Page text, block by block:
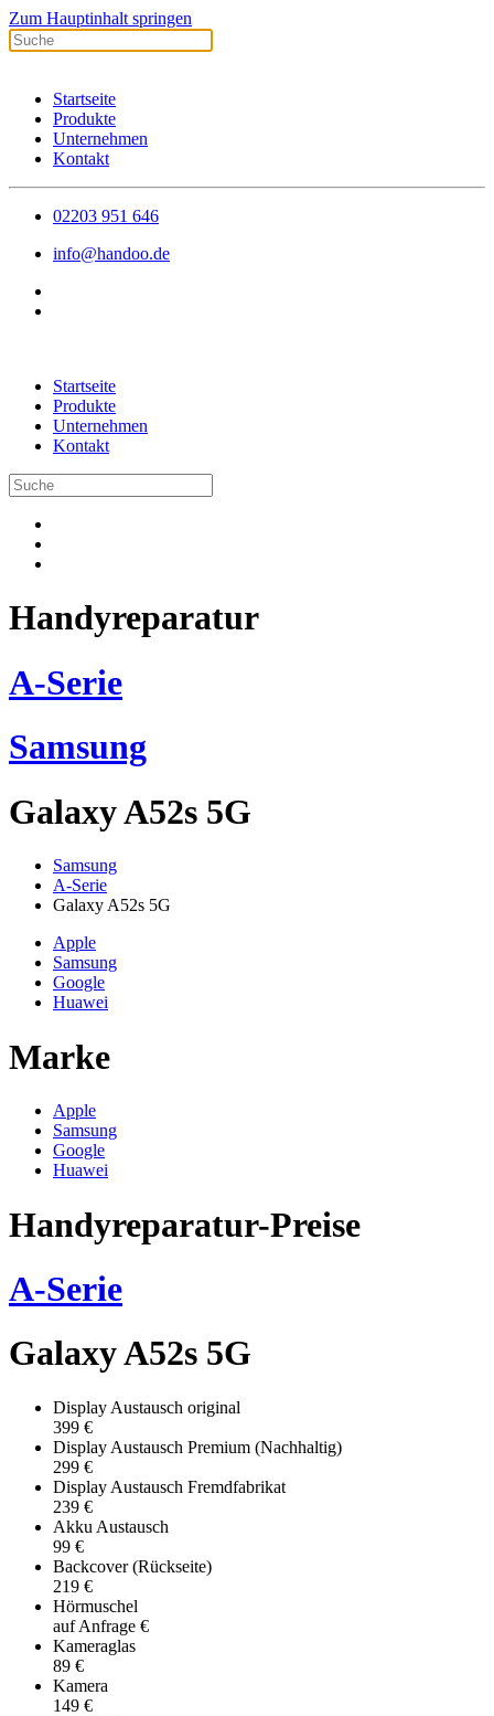
Zum Hauptinhalt springen
Startseite
Produkte
Unternehmen
Kontakt
02203 951 646
info@handoo.de
Startseite
Produkte
Unternehmen
Kontakt
Handyreparatur
A-Serie
Samsung
Galaxy A52s 5G
Samsung
A-Serie
Galaxy A52s 5G
Apple
Samsung
Google
Huawei
Marke
Apple
Samsung
Google
Huawei
Handyreparatur-Preise
A-Serie
Galaxy A52s 5G
Display Austausch original
399 €
Display Austausch Premium (Nachhaltig)
299 €
Display Austausch Fremdfabrikat
239 €
Akku Austausch
99 €
Backcover (Rückseite)
219 €
Hörmuschel
auf Anfrage €
Kameraglas
89 €
Kamera
149 €